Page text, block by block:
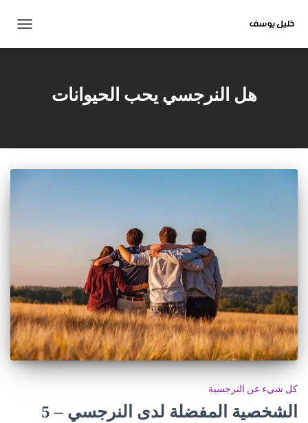
التنقل
هل النرجسي يحب الحيوانات
كل شيء عن النرجسية
الشخصية المفضلة لدى النرجسي – 5